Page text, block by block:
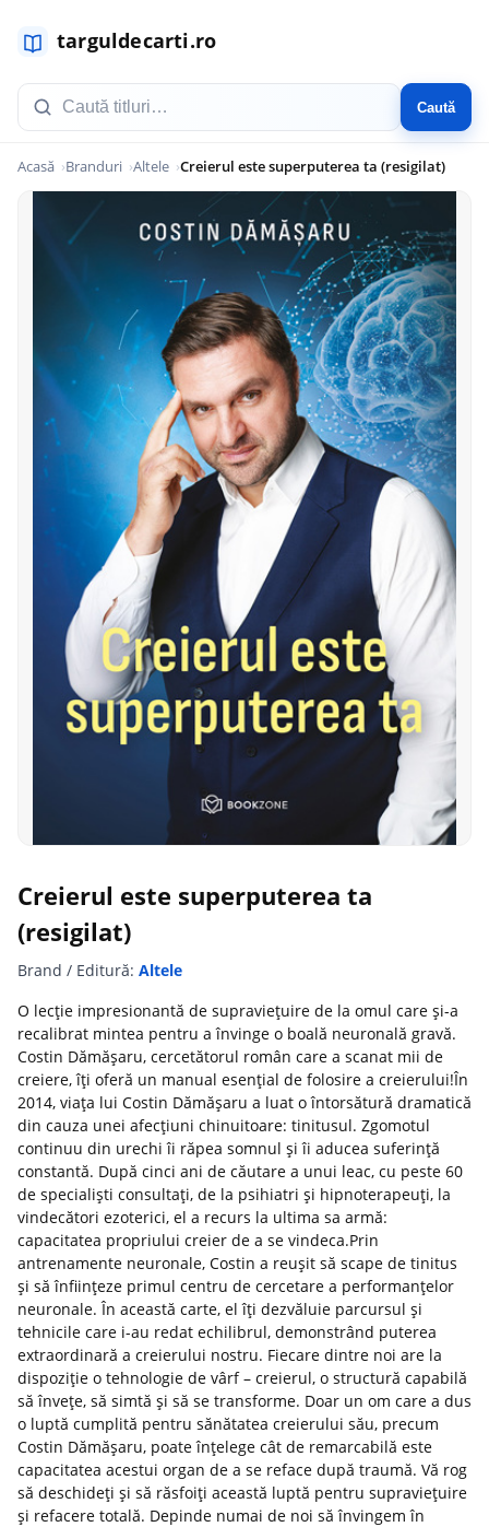
Caută
Acasă Branduri Altele Creierul este superputerea ta (resigilat)
Creierul este superputerea ta
(resigilat)
Brand / Editură: Altele
O lecție impresionantă de supraviețuire de la omul care și-a
recalibrat mintea pentru a învinge o boală neuronală gravă.
Costin Dămășaru, cercetătorul român care a scanat mii de
creiere, îți oferă un manual esențial de folosire a creierului!În
2014, viața lui Costin Dămășaru a luat o întorsătură dramatică
din cauza unei afecțiuni chinuitoare: tinitusul. Zgomotul
continuu din urechi îi răpea somnul și îi aducea suferință
constantă. După cinci ani de căutare a unui leac, cu peste 60
de specialiști consultați, de la psihiatri și hipnoterapeuți, la
vindecători ezoterici, el a recurs la ultima sa armă:
capacitatea propriului creier de a se vindeca.Prin
antrenamente neuronale, Costin a reușit să scape de tinitus
și să înființeze primul centru de cercetare a performanțelor
neuronale. În această carte, el îți dezvăluie parcursul și
tehnicile care i-au redat echilibrul, demonstrând puterea
extraordinară a creierului nostru. Fiecare dintre noi are la
dispoziție o tehnologie de vârf – creierul, o structură capabilă
să învețe, să simtă și să se transforme. Doar un om care a dus
o luptă cumplită pentru sănătatea creierului său, precum
Costin Dămășaru, poate înțelege cât de remarcabilă este
capacitatea acestui organ de a se reface după traumă. Vă rog
să deschideți și să răsfoiți această luptă pentru supraviețuire
și refacere totală. Depinde numai de noi să învingem în